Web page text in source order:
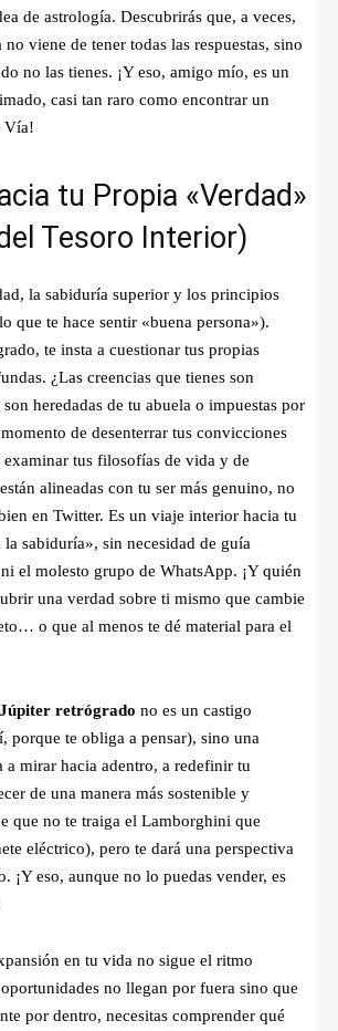
de astrología. Descubrirás que, a veces,
viene de tener todas las respuestas, sino
no las tienes. ¡Y eso, amigo mío, es un
casi tan raro como encontrar un
Vía!
tu Propia «Verdad»
Tesoro Interior)
la sabiduría superior y los principios
que te hace sentir «buena persona»).
te insta a cuestionar tus propias
¿Las creencias que tienes son
heredadas de tu abuela o impuestas por
de desenterrar tus convicciones
examinar tus filosofías de vida y de
alineadas con tu ser más genuino, no
en Twitter. Es un viaje interior hacia tu
sabiduría», sin necesidad de guía
el molesto grupo de WhatsApp. ¡Y quién
una verdad sobre ti mismo que cambie
o que al menos te dé material para el
Júpiter retrógrado no es un castigo
porque te obliga a pensar), sino una
mirar hacia adentro, a redefinir tu
de una manera más sostenible y
que no te traiga el Lamborghini que
eléctrico), pero te dará una perspectiva
¡Y eso, aunque no lo puedas vender, es
en tu vida no sigue el ritmo
no llegan por fuera sino que
por dentro, necesitas comprender qué